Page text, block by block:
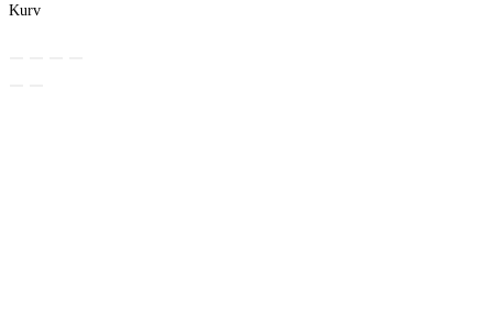
Kurv